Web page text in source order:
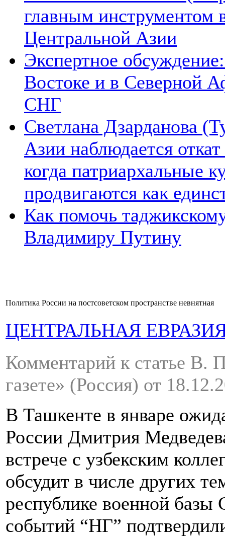
главным инструментом
Центральной Азии
Экспертное
Востоке и в Северной
СНГ
Светлана Дзарданова
Азии наблюдается
когда патриархальные
продвигаются как
Как помочь
Владимиру Путину
Политика России на постсоветском пространстве невнятная
ЦЕНТРАЛЬНАЯ
Комментарий к статье В.
газете» (Россия) от
В Ташкенте в январе
России Дмитрия
встрече с узбекским
обсудит в числе других
республике военной
событий “НГ”